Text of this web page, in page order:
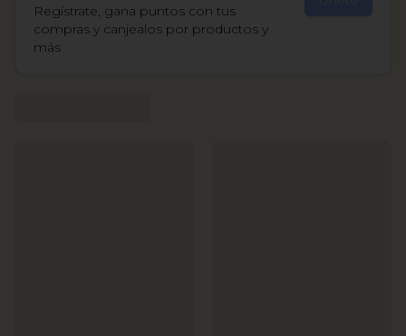
Regístrate, gana puntos con tus
compras y canjealos por productos y
más